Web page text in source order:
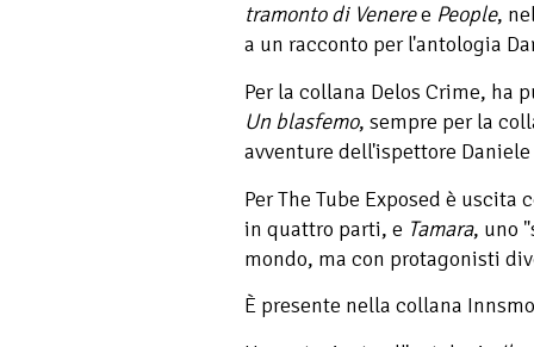
tramonto di Veneree People,
a un racconto per l'antologia
Per la collana Delos Crime, ha
Un blasfemo, sempre per la
avventure dell'ispettore
Per The Tube Exposed è uscita
in quattro parti, e Tamara, uno
mondo, ma con protagonisti
È presente nella collana